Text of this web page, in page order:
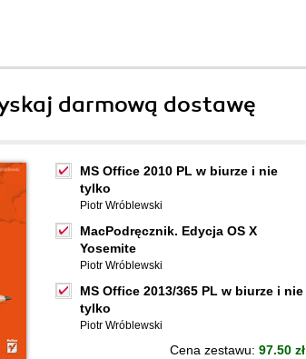
darmową dostawę
MS Office 2010 PL w biurze i nie
tylko
Piotr Wróblewski
MacPodręcznik. Edycja OS X
Yosemite
Piotr Wróblewski
MS Office 2013/365 PL w biurze i nie
tylko
Piotr Wróblewski
Cena zestawu: 97.50 zł